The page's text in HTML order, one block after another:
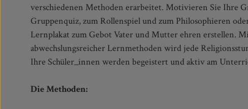
verschiedenen Methoden erarbeitet. Motivieren Sie Ihre
Gruppenquiz, zum Rollenspiel und zum Philosophieren
Lernplakat zum Gebot Vater und Mutter ehren erstellen.
abwechslungsreicher Lernmethoden wird jede
Ihre Schüler_innen werden begeistert und aktiv am
Die Methoden: